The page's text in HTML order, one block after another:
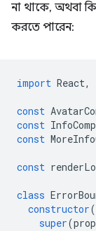
না থাকে, অথবা
করতে পারেন:
import React,
const
const
const
const
class
constructor(
super(